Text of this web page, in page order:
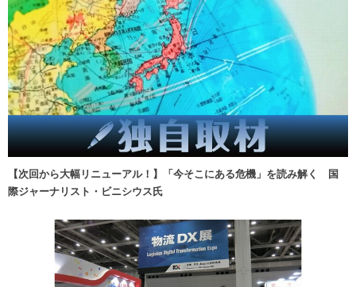
【次回から大幅リニューアル！】「今そこにある危機」を読み解く 国
際ジャーナリスト・ビニシウス氏